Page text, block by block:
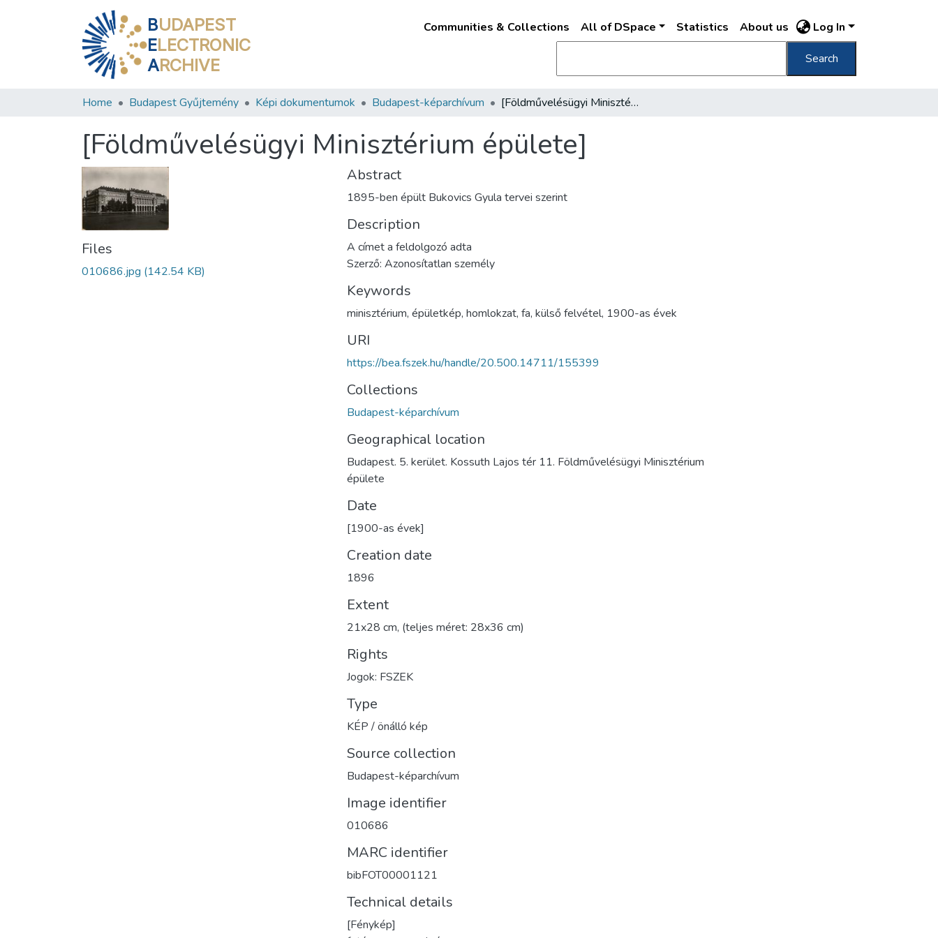
BUDAPEST
ELECTRONIC
ARCHIVE
Communities & Collections All of DSpace Statistics About us Log In
Search
Home Budapest Gyűjtemény Képi dokumentumok Budapest-képarchívum [Földművelésügyi Minisztérium épülete]
[Földművelésügyi Minisztérium épülete]
Files
010686.jpg (142.54 KB)
Abstract
1895-ben épült Bukovics Gyula tervei szerint
Description
A címet a feldolgozó adta
Szerző: Azonosítatlan személy
Keywords
minisztérium, épületkép, homlokzat, fa, külső felvétel, 1900-as évek
URI
https://bea.fszek.hu/handle/20.500.14711/155399
Collections
Budapest-képarchívum
Geographical location
Budapest. 5. kerület. Kossuth Lajos tér 11. Földművelésügyi Minisztérium
épülete
Date
[1900-as évek]
Creation date
1896
Extent
21x28 cm, (teljes méret: 28x36 cm)
Rights
Jogok: FSZEK
Type
KÉP / önálló kép
Source collection
Budapest-képarchívum
Image identifier
010686
MARC identifier
bibFOT00001121
Technical details
[Fénykép]